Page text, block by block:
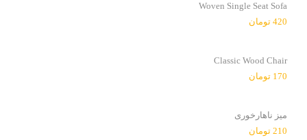
Woven Single Seat Sofa
420 تومان
Classic Wood Chair
170 تومان
میز ناهارخوری
210 تومان